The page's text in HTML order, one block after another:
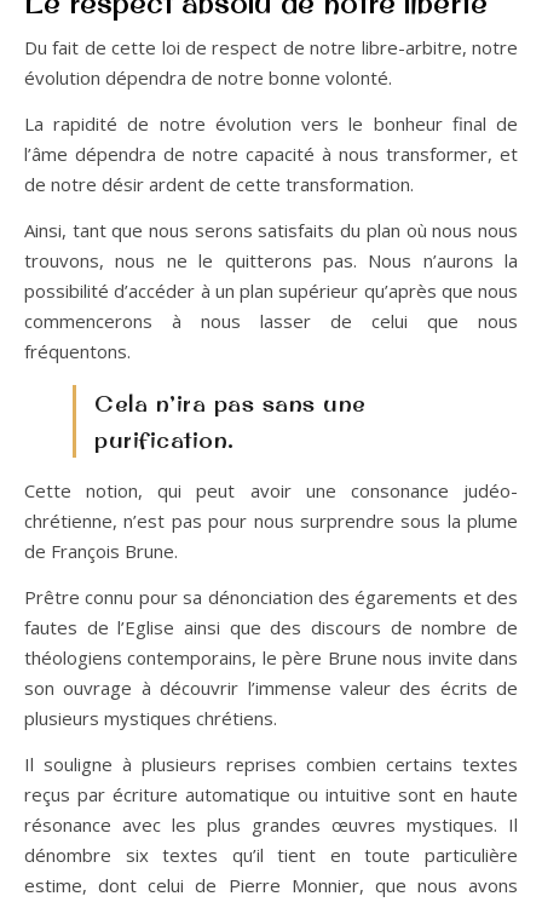
Du fait de cette loi de respect de notre libre-arbitre, notre
évolution dépendra de notre bonne volonté.
La rapidité de notre évolution vers le bonheur final de
l’âme dépendra de notre capacité à nous transformer, et
de notre désir ardent de cette transformation.
Ainsi, tant que nous serons satisfaits du plan où nous nous
trouvons, nous ne le quitterons pas. Nous n’aurons la
possibilité d’accéder à un plan supérieur qu’après que nous
commencerons à nous lasser de celui que nous
fréquentons.
Cela n’ira pas sans une
purification.
Cette notion, qui peut avoir une consonance judéo-
chrétienne, n’est pas pour nous surprendre sous la plume
de François Brune.
Prêtre connu pour sa dénonciation des égarements et des
fautes de l’Eglise ainsi que des discours de nombre de
théologiens contemporains, le père Brune nous invite dans
son ouvrage à découvrir l’immense valeur des écrits de
plusieurs mystiques chrétiens.
Il souligne à plusieurs reprises combien certains textes
reçus par écriture automatique ou intuitive sont en haute
résonance avec les plus grandes œuvres mystiques. Il
dénombre six textes qu’il tient en toute particulière
estime, dont celui de Pierre Monnier, que nous avons